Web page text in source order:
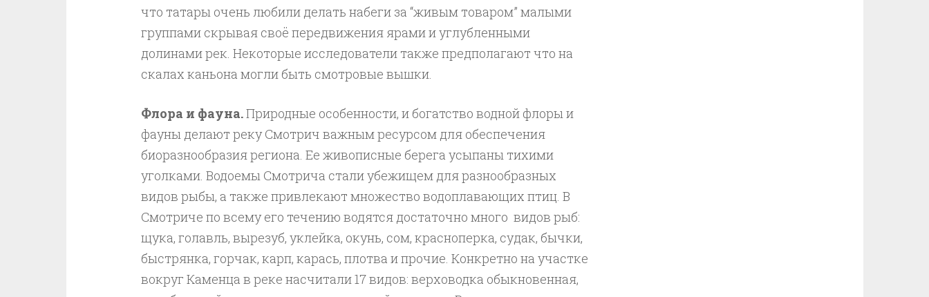
что татары очень любили делать набеги за “живым товаром” малыми
группами скрывая своё передвижения ярами и углубленными
долинами рек. Некоторые исследователи также предполагают что на
скалах каньона могли быть смотровые вышки.
Флора и фауна.Природные особенности, и богатство водной флоры и
фауны делают реку Смотрич важным ресурсом для обеспечения
биоразнообразия региона. Ее живописные берега усыпаны тихими
уголками. Водоемы Смотрича стали убежищем для разнообразных
видов рыбы, а также привлекают множество водоплавающих птиц. В
Смотриче по всему его течению водятся достаточно много видов рыб:
щука, голавль, вырезуб, уклейка, окунь, сом, красноперка, судак, бычки,
быстрянка, горчак, карп, карась, плотва и прочие. Конкретно на участке
вокруг Каменца в реке насчитали 17 видов: верховодка обыкновенная,